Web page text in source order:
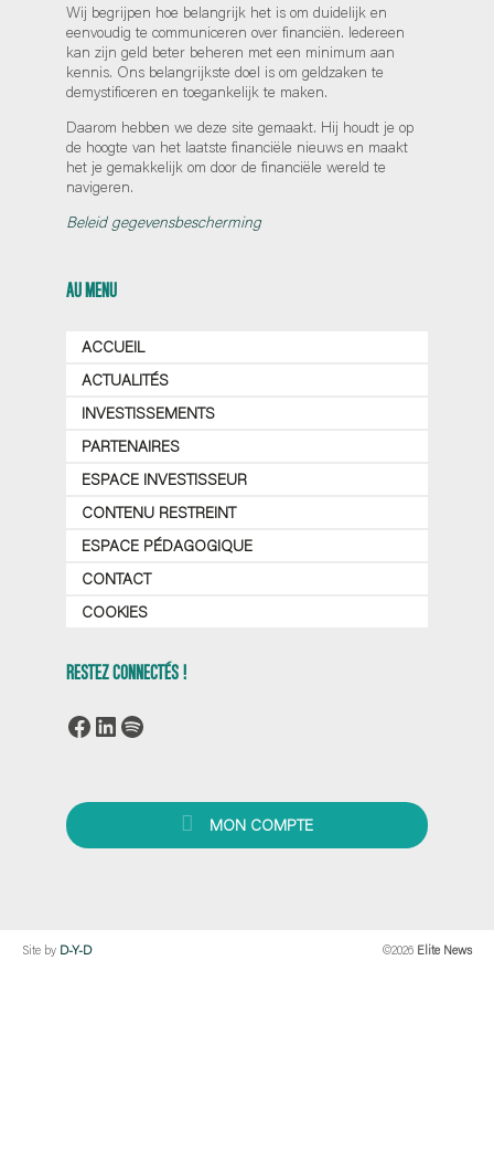
Wij begrijpen hoe belangrijk het is om duidelijk en
eenvoudig te communiceren over financiën. Iedereen
kan zijn geld beter beheren met een minimum aan
kennis. Ons belangrijkste doel is om geldzaken te
demystificeren en toegankelijk te maken.
Daarom hebben we deze site gemaakt. Hij houdt je op
de hoogte van het laatste financiële nieuws en maakt
het je gemakkelijk om door de financiële wereld te
navigeren.
Beleid gegevensbescherming
AU MENU
ACCUEIL
ACTUALITÉS
INVESTISSEMENTS
PARTENAIRES
ESPACE INVESTISSEUR
CONTENU RESTREINT
ESPACE PÉDAGOGIQUE
CONTACT
COOKIES
RESTEZ CONNECTÉS !
Facebook
LinkedIn
Spotify
MON COMPTE
Site by D-Y-D ©2026 Elite News